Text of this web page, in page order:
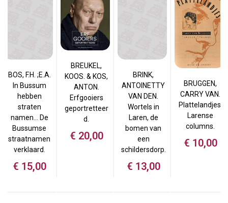
BOS, F.H. ;E.A.
In Bussum
hebben
straten
namen… De
Bussumse
straatnamen
verklaard.
€ 15,00
BREUKEL,
KOOS. & KOS,
ANTON.
Erfgooiers
geportretteer
d.
€ 20,00
BRINK,
ANTOINETTY
VAN DEN.
Wortels in
Laren, de
bomen van
een
schildersdorp.
€ 13,00
BRUGGEN,
CARRY VAN.
Plattelandjes.
Larense
columns.
€ 10,00